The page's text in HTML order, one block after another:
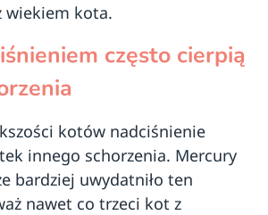
wiekiem kota.
często cierpią
kotów nadciśnienie
innego schorzenia. Mercury
bardziej uwydatniło ten
nawet co trzeci kot z